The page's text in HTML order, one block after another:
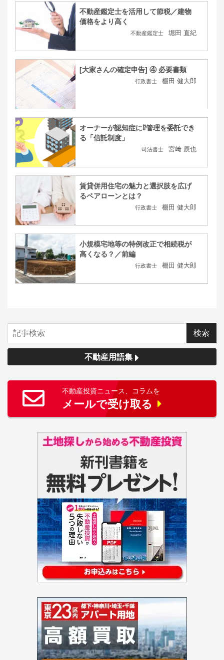
不動産鑑定士を活用して節税／建物
価格をより高く
不動産鑑定士 堀田 直紀
[大家さんの確定申告] ④ 必要書類
行政書士 棚田 健大郎
オーナーが認知症に⁉管理を委託でき
る「信託制度」
司法書士 宮﨑 辰也
賃貸併用住宅の魅力と選択肢を広げ
るペアローンとは？
行政書士 棚田 健大郎
小規模宅地等の特例改正で相続税が
高くなる？／前編
行政書士 棚田 健大郎
不動産用語集
不動産投資ニュース、コラムを
メールで受け取る